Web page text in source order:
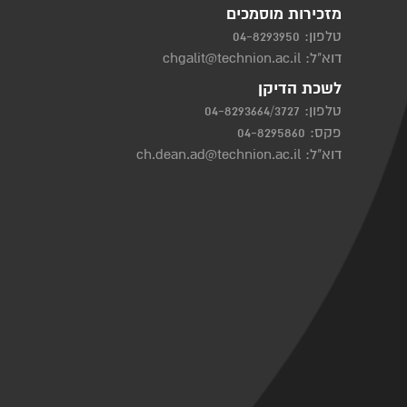
מזכירות מוסמכים
טלפון: 04-8293950
דוא"ל: chgalit@technion.ac.il
לשכת הדיקן
טלפון: 04-8293664/3727
פקס: 04-8295860
דוא"ל: ch.dean.ad@technion.ac.il